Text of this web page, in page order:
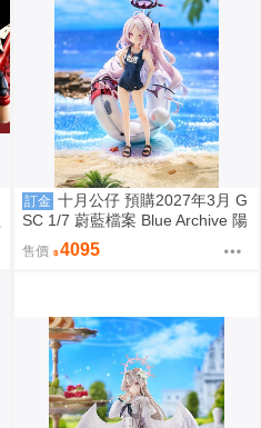
訂金 十月公仔 預購2027年3月 G
SC 1/7 蔚藍檔案 Blue Archive 陽
奈（泳裝）再販 0907
售價 4095